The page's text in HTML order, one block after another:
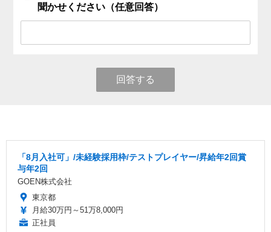
聞かせください（任意回答）
回答する
「8月入社可」/未経験採用枠/テストプレイヤー/昇給年2回賞
与年2回
GOEN株式会社
東京都
月給30万円～51万8,000円
正社員